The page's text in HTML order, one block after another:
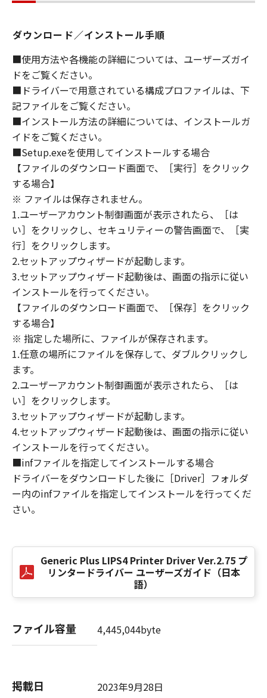
キヤノン、キヤノンの子会社、関係会社、それ
のライセンサーは、お客様による「本ソフトウ
ェア」の使用を支援すること、および「本ソフ
トウェア」に対してアップデート、バグの修正
あるいはサポートを行うことについて、いかな
る責任も負うものではありません。
７．保証の否認・免責
(1) 「本ソフトウェア」は、『現状のまま』の
状態で使用許諾されます。キヤノン、キヤノン
のライセンサー、キヤノンの子会社、キヤノン
の関連会社、それらの販売代理店または販売店
のいずれも、「本ソフトウェア」に関して、商
品性および特定の目的への適合性の保証を含
め、いかなる保証も、明示たると黙示たるとを
問わず一切しないものとします。
(2) キヤノン、キヤノンのライセンサー、キヤノ
ンの子会社、キヤノンの関連会社、それらの販
売代理店または販売店のいずれも、「本ソフト
ウェア」の使用または使用不能から生ずるいか
なる損害（逸失利益およびその他の派生的また
は付随的な損害を含むがこれらに限定されない
認められる限り、一切の責任を負わないものと
します。たとえ、キヤノン、キヤノンのライセ
ンサー、キヤノンの子会社、キヤノンの関連会
社、それらの販売代理店または販売店がかかる
損害の可能性について知らされていた場合でも
同様です。
(3) キヤノン、キヤノンのライセンサー、キヤノ
ンの子会社、キヤノンの関連会社、それらの販
売代理店または販売店のいずれも、「本ソフト
ウェア」、または「本ソフトウェア」の使用に
ないものとします。
８．契約期間
(1) 本契約書は、お客様が、『同意』を示す下
フトウェア」をインストールした時点で発効
し、下記(2)または(3)により終了されるまで有
複製物のすべてを廃棄および消去することによ
り、本契約書を終了させることができます。
ダウンロード／インストール手順
■使用方法や各機能の詳細については、ユーザーズガイ
ドをご覧ください。
■ドライバーで用意されている構成プロファイルは、下
記ファイルをご覧ください。
■インストール方法の詳細については、インストールガ
イドをご覧ください。
■Setup.exeを使用してインストールする場合
【ファイルのダウンロード画面で、［実行］をクリック
する場合】
※ ファイルは保存されません。
1.ユーザーアカウント制御画面が表示されたら、［は
い］をクリックし、セキュリティーの警告画面で、［実
行］をクリックします。
2.セットアップウィザードが起動します。
3.セットアップウィザード起動後は、画面の指示に従い
インストールを行ってください。
【ファイルのダウンロード画面で、［保存］をクリック
する場合】
※ 指定した場所に、ファイルが保存されます。
1.任意の場所にファイルを保存して、ダブルクリックし
ます。
2.ユーザーアカウント制御画面が表示されたら、［は
い］をクリックします。
3.セットアップウィザードが起動します。
4.セットアップウィザード起動後は、画面の指示に従い
インストールを行ってください。
■infファイルを指定してインストールする場合
ドライバーをダウンロードした後に［Driver］フォルダ
ー内のinfファイルを指定してインストールを行ってくだ
さい。
Generic Plus LIPS4 Printer Driver Ver.2.75 プ
リンタードライバー ユーザーズガイド（日本
語）
ファイル容量 4,445,044byte
掲載日 2023年9月28日